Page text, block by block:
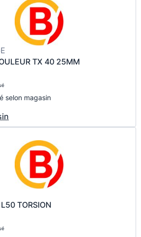
TX 40 25MM
selon magasin
TORSION